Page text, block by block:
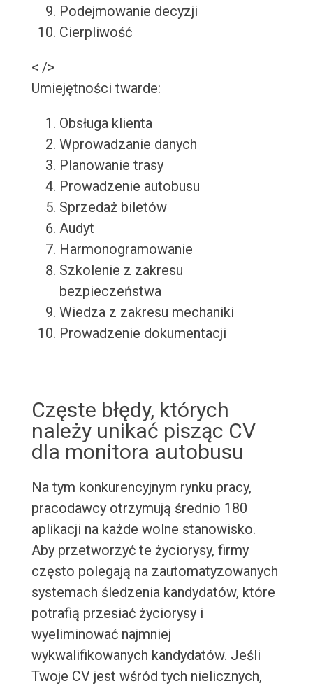
Podejmowanie decyzji
Cierpliwość
< />
Umiejętności twarde:
Obsługa klienta
Wprowadzanie danych
Planowanie trasy
Prowadzenie autobusu
Sprzedaż biletów
Audyt
Harmonogramowanie
Szkolenie z zakresu
bezpieczeństwa
Wiedza z zakresu mechaniki
Prowadzenie dokumentacji
Częste błędy, których
należy unikać pisząc CV
dla monitora autobusu
Na tym konkurencyjnym rynku pracy,
pracodawcy otrzymują średnio 180
aplikacji na każde wolne stanowisko.
Aby przetworzyć te życiorysy, firmy
często polegają na zautomatyzowanych
systemach śledzenia kandydatów, które
potrafią przesiać życiorysy i
wyeliminować najmniej
wykwalifikowanych kandydatów. Jeśli
Twoje CV jest wśród tych nielicznych,